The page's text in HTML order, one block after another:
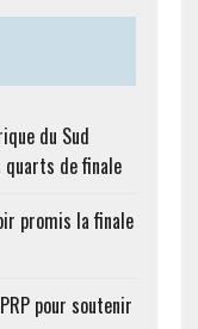
du Sud
de finale
promis la finale
pour soutenir